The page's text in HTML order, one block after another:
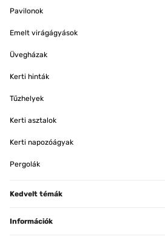
Pavilonok
Emelt virágágyások
Üvegházak
Kerti hinták
Tűzhelyek
Kerti asztalok
Kerti napozóágyak
Pergolák
Kedvelt témák
Információk